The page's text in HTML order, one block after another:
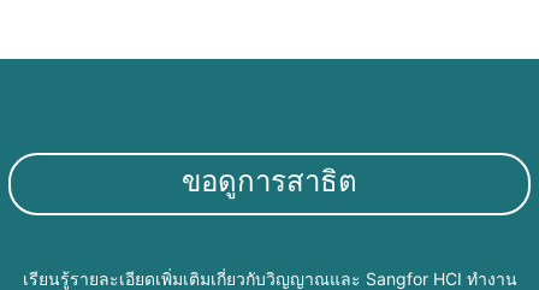
ขอดูการสาธิต
เรียนรู้รายละเอียดเพิ่มเติมเกี่ยวกับวิญญาณและ Sangfor HCI ทำงาน